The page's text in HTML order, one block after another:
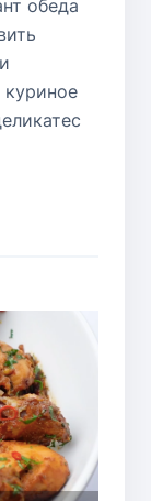
обеда